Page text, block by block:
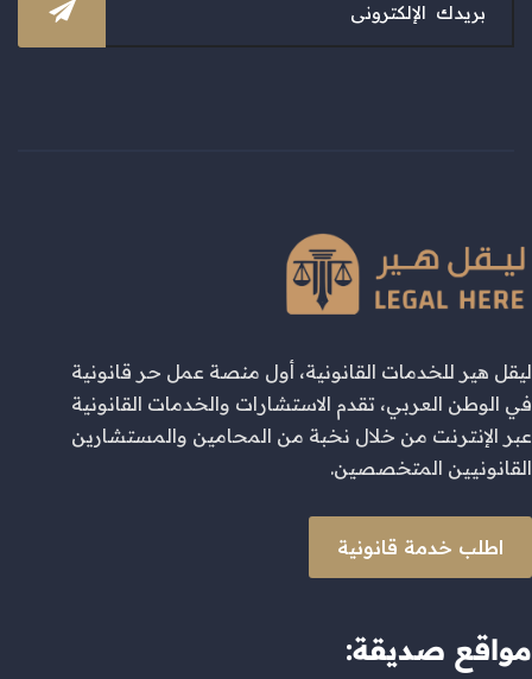
ليقل هير للخدمات القانونية، أول منصة عمل حر قانونية
في الوطن العربي، تقدم الاستشارات والخدمات القانونية
عبر الإنترنت من خلال نخبة من المحامين والمستشارين
القانونيين المتخصصين.
اطلب خدمة قانونية
مواقع صديقة: